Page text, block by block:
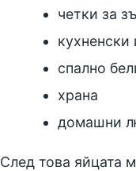
четки за
кухненски
спално
храна
домашни
След това яйцата